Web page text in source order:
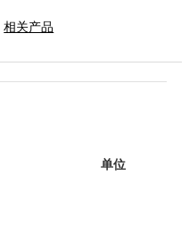
相关产品
单位